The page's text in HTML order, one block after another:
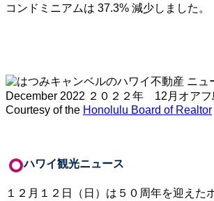
コンドミニアムは 37.3% 減少しました。
Courtesy of the Honolulu Board of Realtor
ハワイ観光ニュース
１２月１２日（日）は５０周年を迎えた